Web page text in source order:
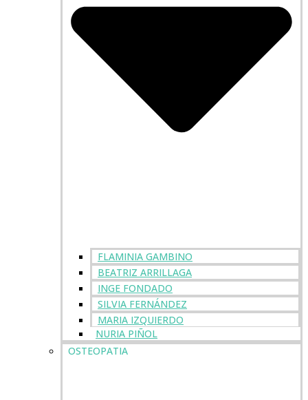
FLAMINIA GAMBINO
BEATRIZ ARRILLAGA
INGE FONDADO
SILVIA FERNÁNDEZ
MARIA IZQUIERDO
NURIA PIÑOL
OSTEOPATIA